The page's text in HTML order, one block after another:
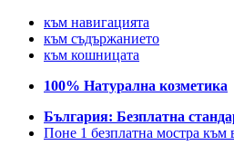
към навигацията
към съдържанието
към кошницата
100% Натурална козметика
България: Безплатна
Поне 1 безплатна мостра към